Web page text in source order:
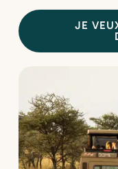
JE